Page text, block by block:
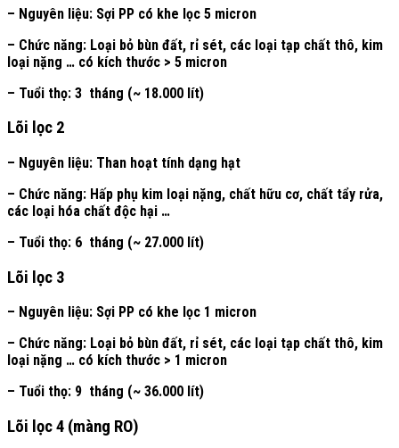
– Nguyên liệu: Sợi PP có khe lọc 5 micron
– Chức năng: Loại bỏ bùn đất, rỉ sét, các loại tạp chất thô, kim
loại nặng … có kích thước > 5 micron
– Tuổi thọ: 3 tháng (~ 18.000 lít)
Lõi lọc 2
– Nguyên liệu: Than hoạt tính dạng hạt
– Chức năng: Hấp phụ kim loại nặng, chất hữu cơ, chất tẩy rửa,
các loại hóa chất độc hại …
– Tuổi thọ: 6 tháng (~ 27.000 lít)
Lõi lọc 3
– Nguyên liệu: Sợi PP có khe lọc 1 micron
– Chức năng: Loại bỏ bùn đất, rỉ sét, các loại tạp chất thô, kim
loại nặng … có kích thước > 1 micron
– Tuổi thọ: 9 tháng (~ 36.000 lít)
Lõi lọc 4 (màng RO)